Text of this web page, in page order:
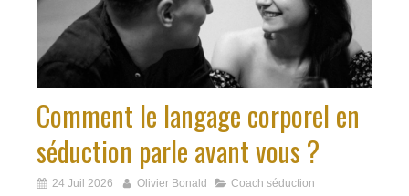
Comment le langage corporel en
séduction parle avant vous ?
24 Juil 2026 Olivier Bonald Coach séduction